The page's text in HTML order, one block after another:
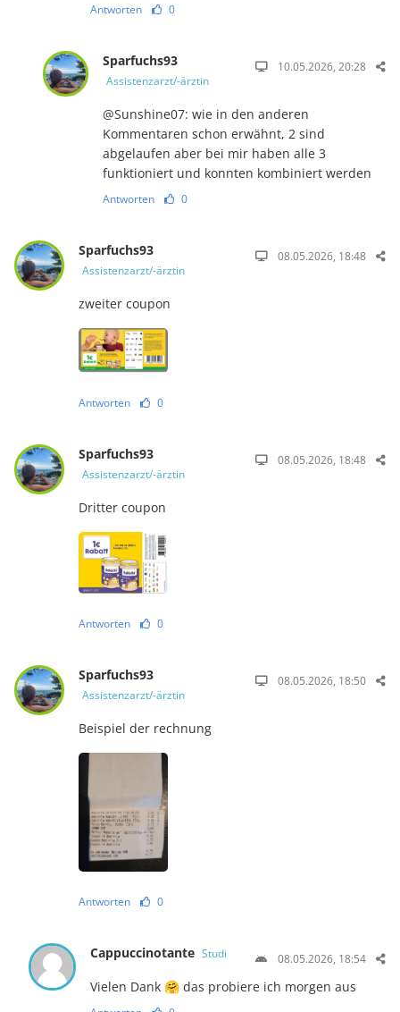
Antworten 0
Sparfuchs93
Assistenzarzt/-ärztin
10.05.2026, 20:28
@Sunshine07: wie in den anderen
Kommentaren schon erwähnt, 2 sind
abgelaufen aber bei mir haben alle 3
funktioniert und konnten kombiniert werden
Antworten 0
Sparfuchs93
Assistenzarzt/-ärztin
08.05.2026, 18:48
zweiter coupon
Antworten 0
Sparfuchs93
Assistenzarzt/-ärztin
08.05.2026, 18:48
Dritter coupon
Antworten 0
Sparfuchs93
Assistenzarzt/-ärztin
08.05.2026, 18:50
Beispiel der rechnung
Antworten 0
Cappuccinotante Studi 08.05.2026, 18:54
Vielen Dank 🤗 das probiere ich morgen aus